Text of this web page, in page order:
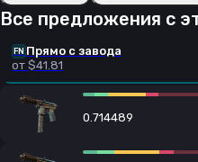
Все предложения с
FN Прямо с завода
от $41.81
0.714489